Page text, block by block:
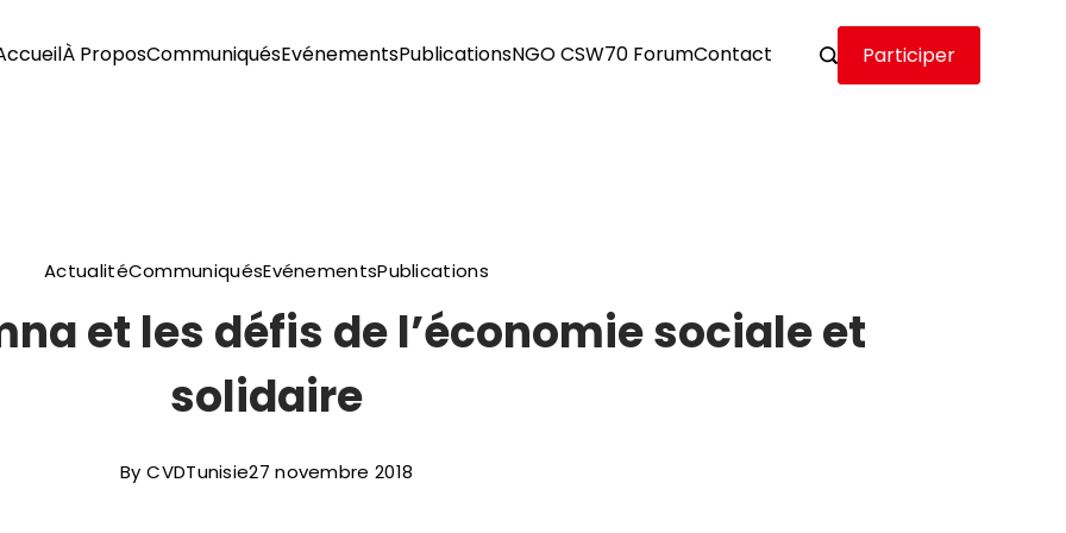
À ProposCommuniquésEvénementsPublicationsNGO CSW70 ForumContact Participer
ActualitéCommuniquésEvénementsPublications
et les défis de l’économie sociale et
solidaire
By CVDTunisie27 novembre 2018